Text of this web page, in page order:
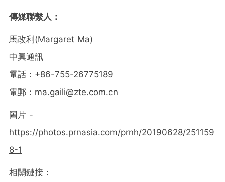
傳媒聯繫人：
馬改利(Margaret Ma)
中興通訊
電話：+86-755-26775189
電郵： ma.gaili@zte.com.cn
圖片 -
https://photos.prnasia.com/prnh/20190628/251159
8-1
相關鏈接 :